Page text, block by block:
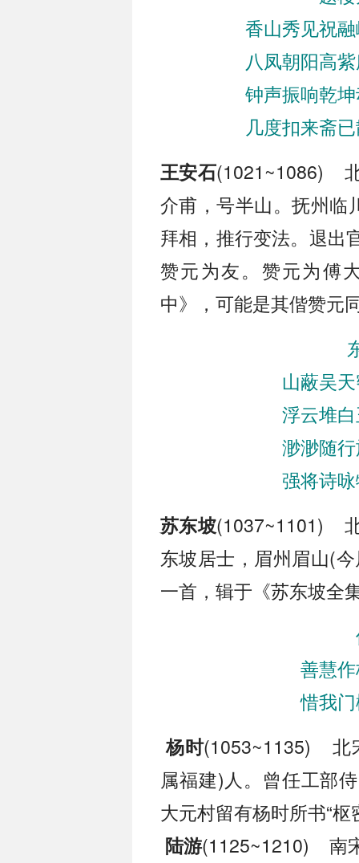
香山秀见祝
八凤朝阳高
钟声振响乾
几度扣来斋
王安石(1021~1086)
介甫，号半山。抚州临
拜相，推行变法。退出
赞元为友。赞元为傅
中》，可能是其偕赞元
山蔽吴
浮云堆
渺渺随
强将诗
苏东坡(1037~1101)
东坡居士，眉州眉山(
一首，辑于《苏东坡全
善慧
惜我
杨时(1053~1135) 北
属福建)人。曾任工部
大元村留有杨时所书“
陆游(1125~1210) 南